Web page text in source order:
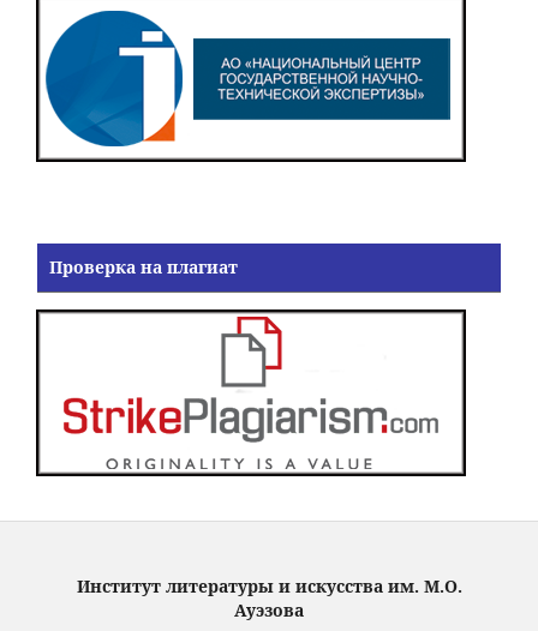
Проверка на плагиат
Институт литературы и искусства им. М.О.
Ауэзова